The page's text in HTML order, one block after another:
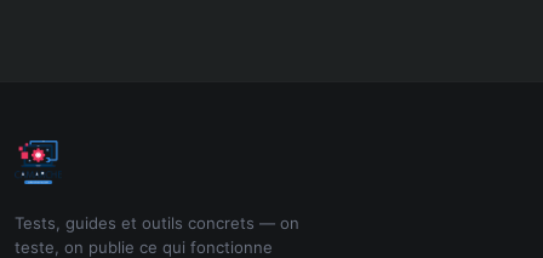
Tests, guides et outils concrets — on
teste, on publie ce qui fonctionne